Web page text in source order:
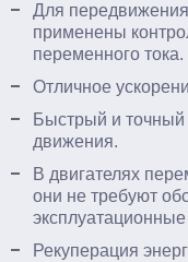
Для
применены
переменного тока.
Отличное
Быстрый и точный
движения.
В двигателях
они не требуют
Рекуперация